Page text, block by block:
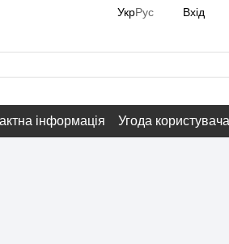
УкрРус Вхід
інформація Угода користувача